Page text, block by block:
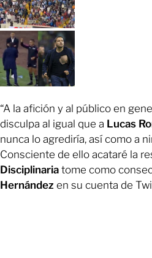
“A la afición y al público en
disculpa al igual que a Lucas
nunca lo agrediría, así como a
Consciente de ello acataré la
Disciplinaria tome como
Hernández en su cuenta de